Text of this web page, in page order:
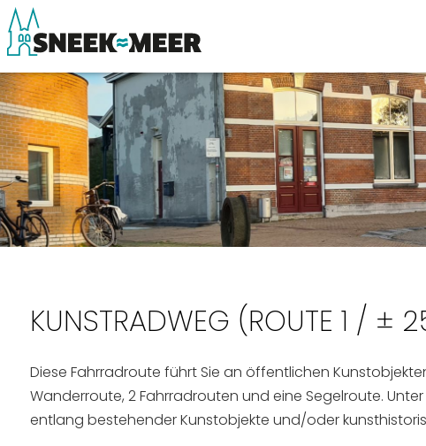
Entdecken Sie Sneek
Informationen
Sneek besuchen
Highlights
Sehen & Erleben
Essen, Trinken,
Wassersport
Übernachten
KUNSTRADWEG (ROUTE 1 / ±
Diese Fahrradroute führt Sie an öffentlichen
Wanderroute, 2 Fahrradrouten und eine Segelroute.
entlang bestehender Kunstobjekte und/oder